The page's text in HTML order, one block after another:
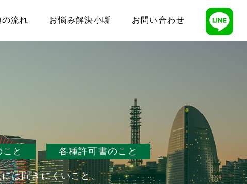
の流れ お悩み解決小噺 お問い合わせ
と 各種許可書のこと
は聞きにくいこと、